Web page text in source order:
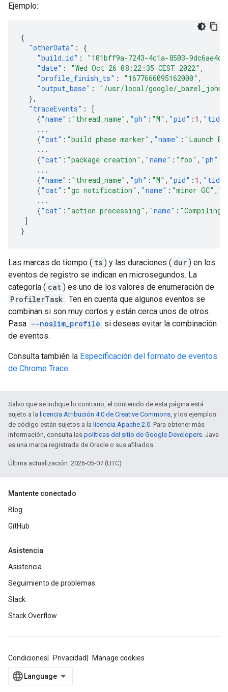
Ejemplo:
{
"otherData" :
{
"build_id" :
"101bff9a-7243-4c1a-8503-
"date" : "Wed Oct 26 08:22:35 CEST 2022" ,
"profile_finish_ts" : "1677666095162000" ,
"output_base" :
"/usr/local/google/
},
"traceEvents" :
[
{"name" : "thread_name" , "ph" : "M" , "pid" : 1 , "tid"
...
{"cat" : "build phase marker" , "name" : "Launch
...
{"cat" : "package creation" , "name" : "foo" , "ph"
...
{"name" : "thread_name" , "ph" : "M" , "pid" : 1 , "tid"
{"cat" : "gc notification" , "name" : "minor GC" ,
...
{"cat" : "action processing" , "name" : "Compiling
]
}
Las marcas de tiempo ( ts ) y las duraciones ( dur ) en los
eventos de registro se indican en microsegundos. La
categoría ( cat ) es uno de los valores de enumeración de
ProfilerTask . Ten en cuenta que algunos eventos se
combinan si son muy cortos y están cerca unos de otros.
Pasa --noslim_profile si deseas evitar la combinación
de eventos.
Consulta también la Especificación del formato de eventos
de Chrome Trace.
Salvo que se indique lo contrario, el contenido de esta página está
sujeto a la licencia Atribución 4.0 de Creative Commons , y los ejemplos
de código están sujetos a la licencia Apache 2.0 . Para obtener más
información, consulta las políticas del sitio de Google Developers . Java
es una marca registrada de Oracle o sus afiliados.
Última actualización: 2026-05-07 (UTC)
Mantente conectado
Blog
GitHub
Asistencia
Asistencia
Seguimiento de problemas
Slack
Stack Overflow
Condiciones Privacidad Manage cookies